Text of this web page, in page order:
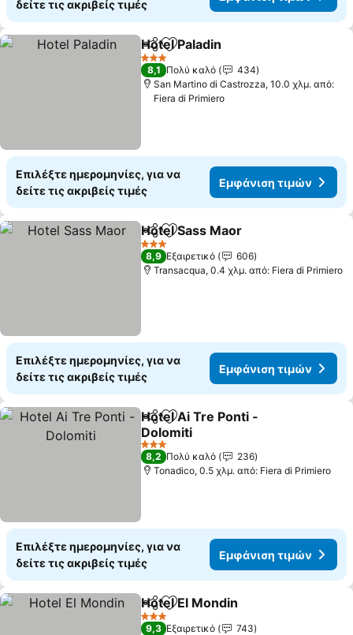
δείτε τις ακριβείς τιμές
Κοινοποίηση
Προσθήκη στα αγαπημένα
Hotel Paladin
3 Αστέρια
8,1 Πολύ καλό
434
San Martino di Castrozza, 10.0 χλμ. από:
Fiera di Primiero
Επιλέξτε ημερομηνίες, για να
δείτε τις ακριβείς τιμές
Εμφάνιση τιμών
Κοινοποίηση
Προσθήκη στα αγαπημένα
Hotel Sass Maor
3 Αστέρια
8,9 Εξαιρετικό
606
Transacqua, 0.4 χλμ. από: Fiera di Primiero
Επιλέξτε ημερομηνίες, για να
δείτε τις ακριβείς τιμές
Εμφάνιση τιμών
Κοινοποίηση
Προσθήκη στα αγαπημένα
Hotel Ai Tre Ponti -
Dolomiti
3 Αστέρια
8,2 Πολύ καλό
236
Tonadico, 0.5 χλμ. από: Fiera di Primiero
Επιλέξτε ημερομηνίες, για να
δείτε τις ακριβείς τιμές
Εμφάνιση τιμών
Κοινοποίηση
Προσθήκη στα αγαπημένα
Hotel El Mondin
3 Αστέρια
9,3 Εξαιρετικό
743